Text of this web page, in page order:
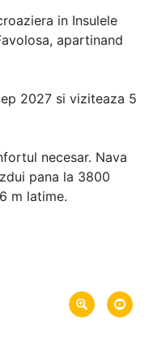
in Insulele
apartinand
2027 si viziteaza 5
necesar. Nava
pana la 3800
m latime.